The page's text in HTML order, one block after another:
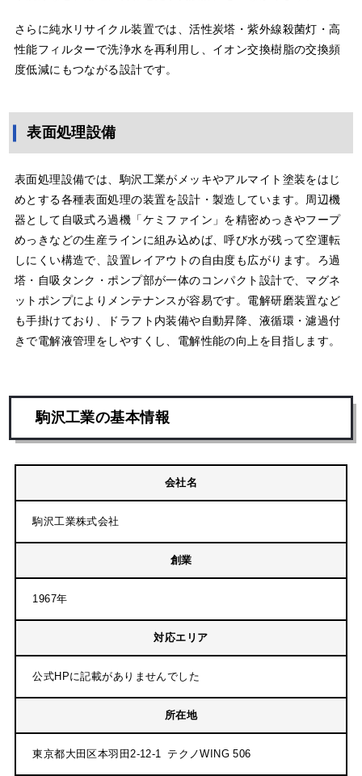
さらに純水リサイクル装置では、活性炭塔・紫外線殺菌灯・高
性能フィルターで洗浄水を再利用し、イオン交換樹脂の交換頻
度低減にもつながる設計です。
表面処理設備
表面処理設備では、駒沢工業がメッキやアルマイト塗装をはじ
めとする各種表面処理の装置を設計・製造しています。周辺機
器として自吸式ろ過機「ケミファイン」を精密めっきやフープ
めっきなどの生産ラインに組み込めば、呼び水が残って空運転
しにくい構造で、設置レイアウトの自由度も広がります。ろ過
塔・自吸タンク・ポンプ部が一体のコンパクト設計で、マグネ
ットポンプによりメンテナンスが容易です。電解研磨装置など
も手掛けており、ドラフト内装備や自動昇降、液循環・濾過付
きで電解液管理をしやすくし、電解性能の向上を目指します。
駒沢工業の基本情報
会社名
駒沢工業株式会社
創業
1967年
対応エリア
公式HPに記載がありませんでした
所在地
東京都大田区本羽田2-12-1 テクノWING 506